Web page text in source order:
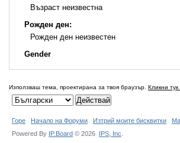
Възраст неизвестна
Рожден ден:
Рожден ден неизвестен
Gender
Използваш тема, проектирана за твоя браузър. Кликни
Горе Начало на Форуми Изтрий моите бисквитки
Powered By IP.Board © 2026 IPS, Inc